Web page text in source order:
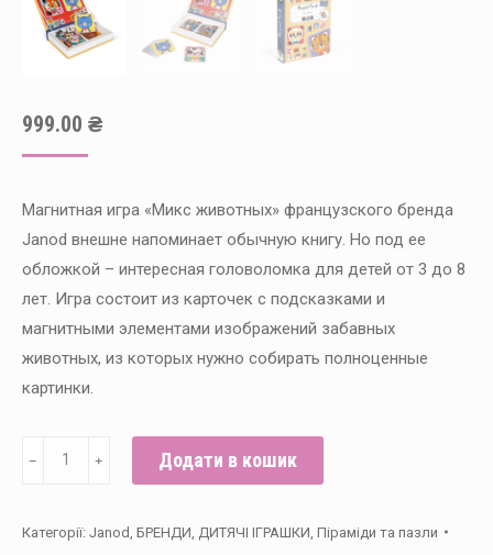
999.00 ₴
Магнитная игра «Микс животных» французского бренда
Janod внешне напоминает обычную книгу. Но под ее
обложкой – интересная головоломка для детей от 3 до 8
лет. Игра состоит из карточек с подсказками и
магнитными элементами изображений забавных
животных, из которых нужно собирать полноценные
картинки.
Janod
-
﹣ ﹢ Додати в кошик
Категорії: Janod БРЕНДИ ДИТЯЧІ ІГРАШКИ Піраміди та пазли